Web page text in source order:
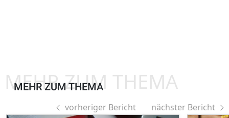
MEHR ZUM THEMA
MEHR ZUM THEMA
vorheriger Bericht nächster Bericht